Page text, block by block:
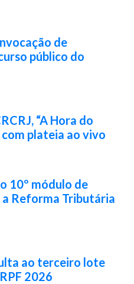
de
público do
“A Hora do
plateia ao vivo
10º módulo de
Reforma Tributária
ao terceiro lote
2026